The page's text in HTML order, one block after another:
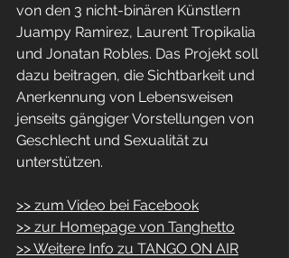
von den 3 nicht-binären Künstlern
Juampy Ramirez, Laurent Tropikalia
und Jonatan Robles. Das Projekt soll
dazu beitragen, die Sichtbarkeit und
Anerkennung von Lebensweisen
jenseits gängiger Vorstellungen von
Geschlecht und Sexualität zu
unterstützen.
>> zum Video bei Facebook
>> zur Homepage von Tanghetto
>> Weitere Info zu TANGO ON AIR